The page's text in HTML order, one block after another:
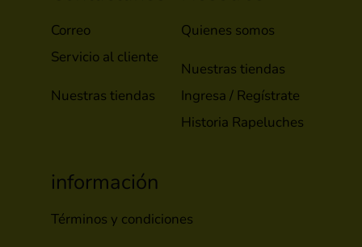
Correo
Servicio al cliente
Nuestras tiendas
Quienes somos
Nuestras tiendas
Ingresa / Regístrate
Historia Rapeluches
información
Términos y condiciones